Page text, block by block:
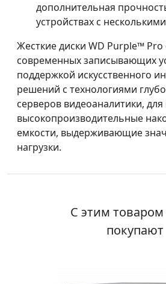
дополнительная
устройствах с
Жесткие диски WD Purple™ Pro
современных записывающих
поддержкой искусственного
решений с технологиями
серверов видеоаналитики,
высокопроизводительные
емкости, выдерживающие
нагрузки.
С этим товаром
покупают